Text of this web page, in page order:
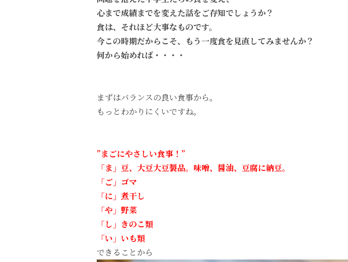
心まで成績までを変えた話をご存知でしょうか？
食は、それほど大事なものです。
今この時期だからこそ、もう一度食を見直してみませんか？
何から始めれば・・・・
まずはバランスの良い食事から。
もっとわかりにくいですね。
”まごにやさしい食事！”
「ま」豆、大豆大豆製品。味噌、醤油、豆腐に納豆。
「ご」ゴマ
「に」煮干し
「や」野菜
「し」きのこ類
「い」いも類
できることから